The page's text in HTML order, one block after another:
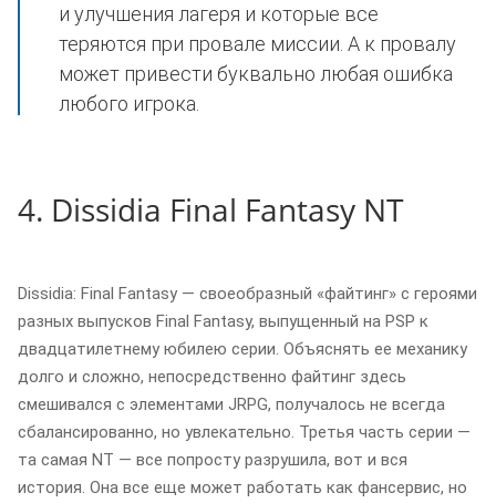
и улучшения лагеря и которые все
теряются при провале миссии. А к провалу
может привести буквально любая ошибка
любого игрока.
4. Dissidia Final Fantasy NT
Dissidia: Final Fantasy — своеобразный «файтинг» с героями
разных выпусков Final Fantasy, выпущенный на PSP к
двадцатилетнему юбилею серии. Объяснять ее механику
долго и сложно, непосредственно файтинг здесь
смешивался с элементами JRPG, получалось не всегда
сбалансированно, но увлекательно. Третья часть серии —
та самая NT — все попросту разрушила, вот и вся
история. Она все еще может работать как фансервис, но